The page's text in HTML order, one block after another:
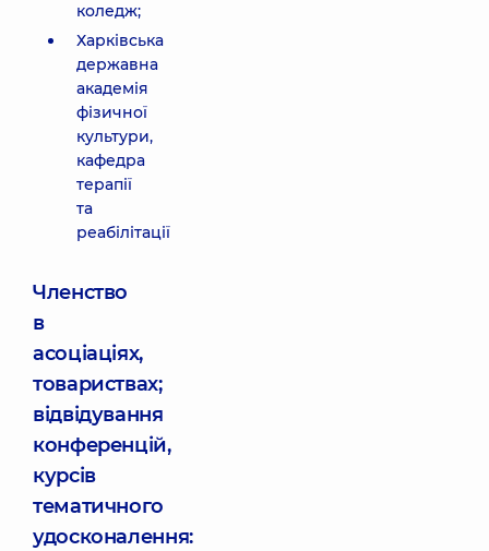
коледж;
Харківська
державна
академія
фізичної
культури,
кафедра
терапії
та
реабілітації
Членство
в
асоціаціях,
товариствах;
відвідування
конференцій,
курсів
тематичного
удосконалення: